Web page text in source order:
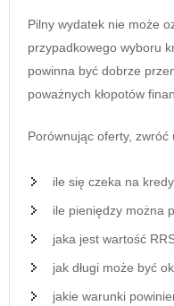
Pilny wydatek nie może
przypadkowego wyboru
powinna być dobrze
poważnych kłopotów
Porównując oferty, zwróć
ile się czeka na
ile pieniędzy można
jaka jest wartość
jak długi może być
jakie warunki